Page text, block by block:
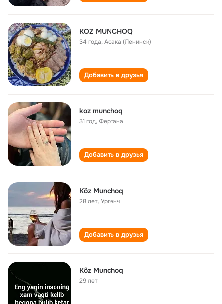
KOZ MUNCHOQ
34 года,Асака (Ленинск)
Добавить в друзья
koz munchoq
31 год,Фергана
Добавить в друзья
Köz Munchoq
28 лет,Ургенч
Добавить в друзья
Kõz Munchoq
29 лет